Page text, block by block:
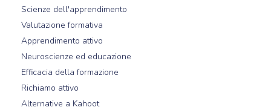
Scienze dell'apprendimento
Valutazione formativa
Apprendimento attivo
Neuroscienze ed educazione
Efficacia della formazione
Richiamo attivo
Alternative a Kahoot